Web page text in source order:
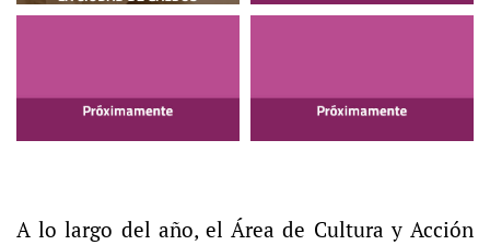
A lo largo del año, el Área de Cultura y Acción